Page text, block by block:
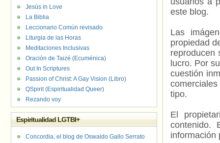
este blog.
Las
propiedad
reproducen
lucro. Por
cuestión
tipo.
El
contenido.
información
Jesús in Love
La Biblia
Leccionario Común revisado
Liturgia de las Horas
Meditaciones Inclusivas
Oración de Taizé (Ecuménica)
Out In Scriptures
Passion of Christ: A Gay Vision (Libro)
QSpirit (Espiritualidad Queer)
Rezando voy
Espiritualidad LGTBI+
Concordia, el blog de Oswaldo Gallo Serrato